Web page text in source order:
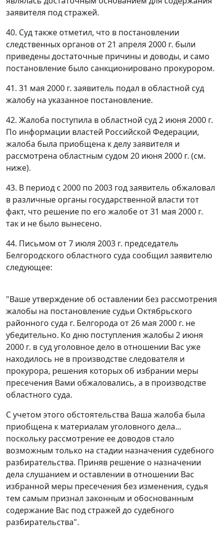
заявителя под стражей.
40. Суд также отметил, что в постановлении
следственных органов от 21 апреля 2000 г. были
приведены достаточные причины и доводы, и само
постановление было санкционировано прокурором.
41. 31 мая 2000 г. заявитель подал в областной суд
жалобу на указанное постановление.
42. Жалоба поступила в областной суд 2 июня 2000 г.
По информации властей Российской Федерации,
жалоба была приобщена к делу заявителя и
рассмотрена областным судом 20 июня 2000 г. (см.
ниже).
43. В период с 2000 по 2003 год заявитель обжаловал
в различные органы государственной власти тот
факт, что решение по его жалобе от 31 мая 2000 г.
так и не было вынесено.
44. Письмом от 7 июля 2003 г. председатель
Белгородского областного суда сообщил заявителю
следующее:
"Ваше утверждение об оставлении без рассмотрения
жалобы на постановление судьи Октябрьского
районного суда г. Белгорода от 26 мая 2000 г. не
убедительно. Ко дню поступления жалобы 2 июня
2000 г. в суд уголовное дело в отношении Вас уже
находилось не в производстве следователя и
прокурора, решения которых об избрании меры
пресечения Вами обжаловались, а в производстве
областного суда.
С учетом этого обстоятельства Ваша жалоба была
приобщена к материалам уголовного дела...
поскольку рассмотрение ее доводов стало
возможным только на стадии назначения судебного
разбирательства. Приняв решение о назначении
дела слушанием и оставлении в отношении Вас
избранной меры пресечения без изменения, судья
тем самым признал законным и обоснованным
содержание Вас под стражей до судебного
разбирательства".